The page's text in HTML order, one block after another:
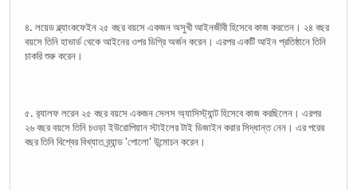
৪. লয়েড ব্ল্যাংকফেইন ২৫ বছর বয়সে একজন অসুখী আইনজীবী হিসেবে কাজ করতেন। ২৪ বছর
বয়সে তিনি হাভার্ড থেকে আইনের ওপর ডিগ্রি অর্জন করেন। এরপর একটি আইন প্রতিষ্ঠানে তিনি
চাকরি শুরু করেন।
৫. র‌্যালফ লরেন ২৫ বছর বয়সে একজন সেলস অ্যাসিস্ট্যান্ট হিসেবে কাজ করছিলেন। এরপর
২৬ বছর বয়সে তিনি চওড়া ইউরোপিয়ান স্টাইলের টাই ডিজাইন করার সিদ্ধান্ত নেন। এর পরের
বছর তিনি বিশ্বের বিখ্যাত ব্র্যান্ড 'পোলো' উন্মোচন করেন।